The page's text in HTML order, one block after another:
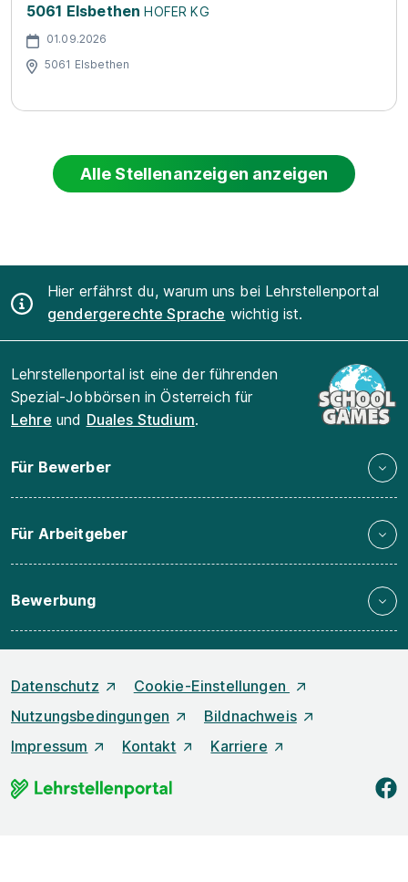
5061 Elsbethen HOFER KG
01.09.2026
5061 Elsbethen
Alle Stellenanzeigen anzeigen
Hier erfährst du, warum uns bei Lehrstellenportal
gendergerechte Sprache wichtig ist.
Lehrstellenportal ist eine der führenden
Spezial-Jobbörsen in Österreich für
Lehre und Duales Studium.
Für Bewerber
Für Arbeitgeber
Bewerbung
Datenschutz
Cookie-Einstellungen
Nutzungsbedingungen
Bildnachweis
Impressum
Kontakt Karriere